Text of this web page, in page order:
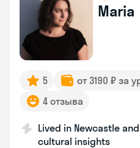
Maria
5 от 3190 ₽ за
4 отзыва
Lived in Newcastle
cultural insights